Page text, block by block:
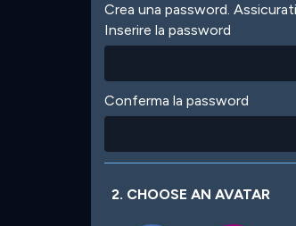
Crea una password.
Inserire la password
Conferma la password
2. CHOOSE AN AVATAR